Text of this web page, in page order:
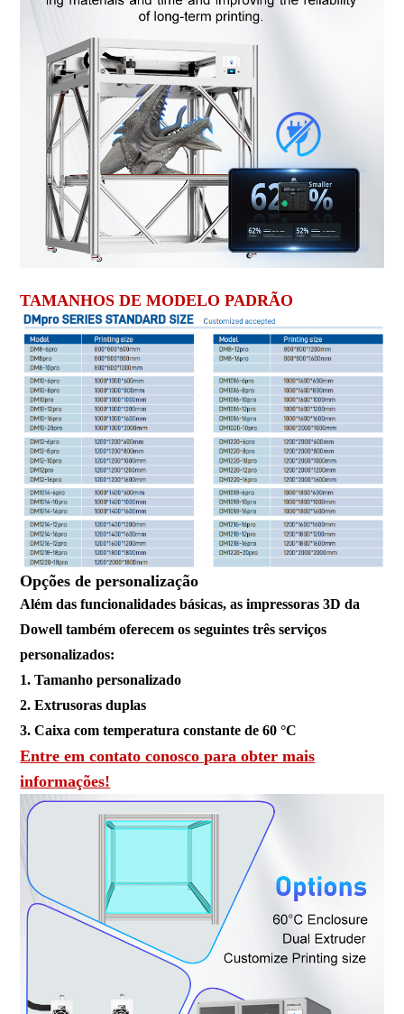
TAMANHOS DE MODELO PADRÃO
Opções de personalização
Além das funcionalidades básicas, as impressoras 3D da
Dowell também oferecem os seguintes três serviços
personalizados:
1. Tamanho personalizado
2. Extrusoras duplas
3. Caixa com temperatura constante de 60 °C
Entre em contato conosco para obter mais
informações!